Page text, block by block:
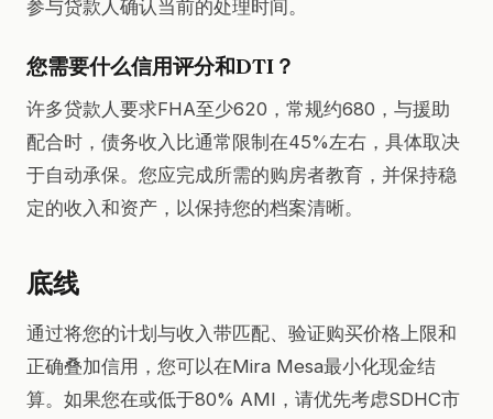
参与贷款人确认当前的处理时间。
您需要什么信用评分和DTI？
许多贷款人要求FHA至少620，常规约680，与援助
配合时，债务收入比通常限制在45%左右，具体取决
于自动承保。您应完成所需的购房者教育，并保持稳
定的收入和资产，以保持您的档案清晰。
底线
通过将您的计划与收入带匹配、验证购买价格上限和
正确叠加信用，您可以在Mira Mesa最小化现金结
算。如果您在或低于80% AMI，请优先考虑SDHC市